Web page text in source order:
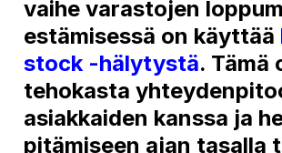
vaihe varastojen
estämisessä on käyttää
stock -hälytystä. Tämä
tehokasta
asiakkaiden kanssa ja
pitämiseen ajan tasalla